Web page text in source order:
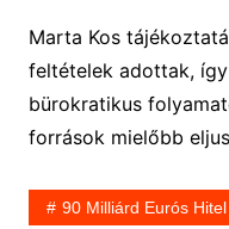
Marta Kos
feltételek adottak,
bürokratikus
források mielőbb
90 Milliárd Eurós Hitel